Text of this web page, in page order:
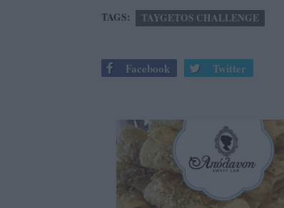
TAGS: TAYGETOS CHALLENGE
Facebook Twitter